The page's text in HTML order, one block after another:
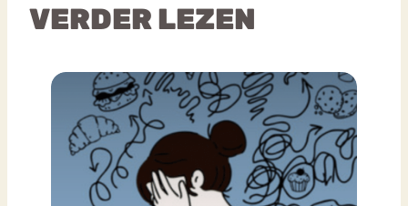
VERDER LEZEN